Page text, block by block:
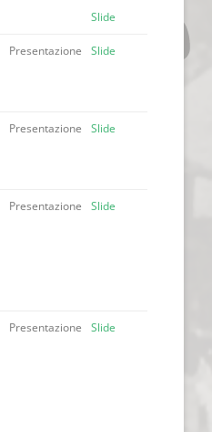
Slide
Presentazione Slide
Presentazione Slide
Presentazione Slide
Presentazione Slide